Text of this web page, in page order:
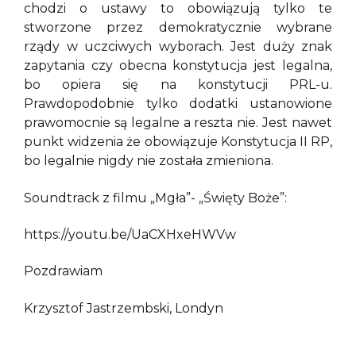
chodzi o ustawy to obowiązują tylko te
stworzone przez demokratycznie wybrane
rządy w uczciwych wyborach. Jest duży znak
zapytania czy obecna konstytucja jest legalna,
bo opiera się na konstytucji PRL-u.
Prawdopodobnie tylko dodatki ustanowione
prawomocnie są legalne a reszta nie. Jest nawet
punkt widzenia że obowiązuje Konstytucja II RP,
bo legalnie nigdy nie została zmieniona.
Soundtrack z filmu „Mgła”- „Święty Boże”:
https://youtu.be/UaCXHxeHWVw
Pozdrawiam
Krzysztof Jastrzembski, Londyn